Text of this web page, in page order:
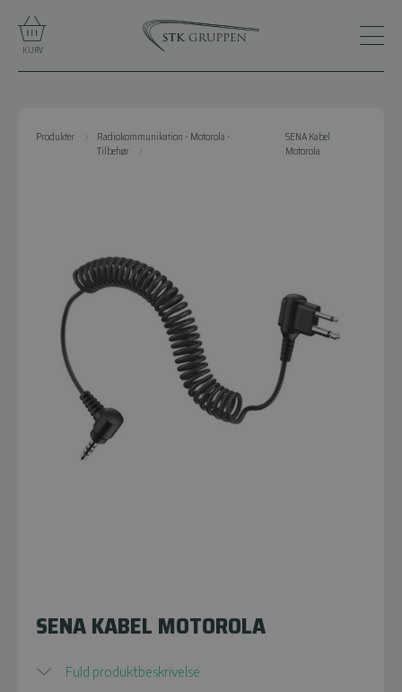
KURV
Produkter
Radiokommunikation - Motorola -
Tilbehør
SENA Kabel
Motorola
SENA KABEL MOTOROLA
Fuld produktbeskrivelse